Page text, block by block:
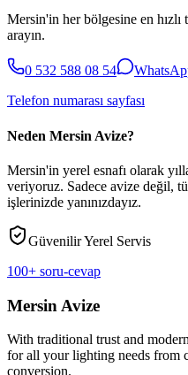
Mersin'in her bölgesine en
arayın.
0 532 588 08 54
Telefon numarası sayfası
Neden Mersin Avize?
Mersin'in yerel esnafı olarak
veriyoruz. Sadece avize değil,
işlerinizde yanınızdayız.
Güvenilir Yerel Servis
100+ soru-cevap
Mersin Avize
With traditional trust and
for all your lighting needs from
conversion.